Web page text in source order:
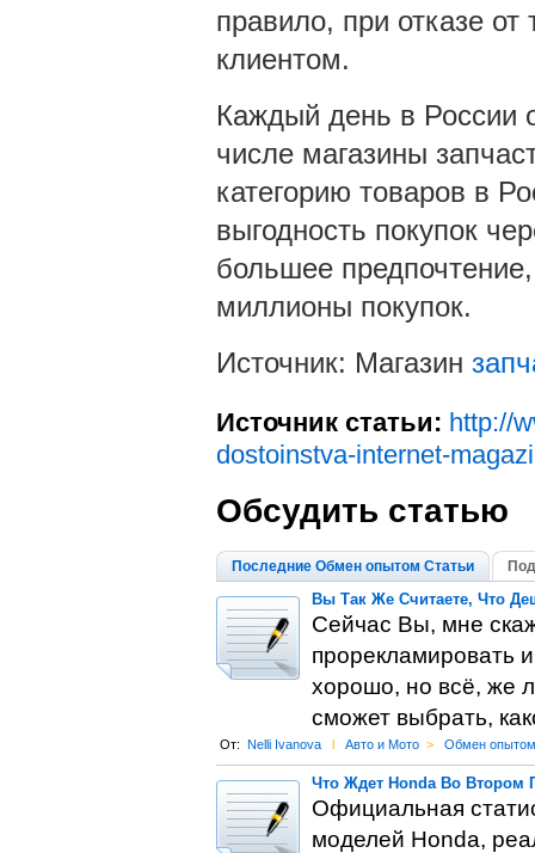
правило, при отказе от
клиентом.
Каждый день в России
числе магазины
категорию товаров в
выгодность покупок
большее
миллионы покупок.
Источник: Магазин
Источник статьи: http://
dostoinstva-internet-
Обсудить статью
Последние Обмен опытом Статьи
Вы Так Же Считаете, Что
Сейчас Вы, мне
прорекламировать
хорошо, но всё, же
сможет выбрать,
От: Nelli Ivanova l Авто и Мото > Обмен опытом
Что Ждет Honda Во Втором
Официальная
моделей Honda,